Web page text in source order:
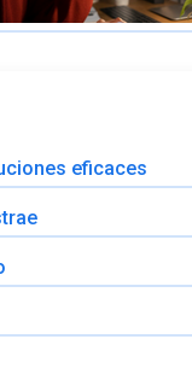
eficaces